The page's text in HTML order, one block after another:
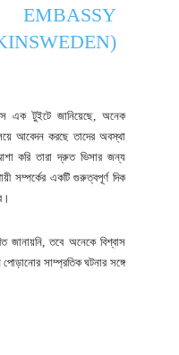
এক টুইটে জানিয়েছে, অনেক
আবেদন করছে তাদের অবস্থা
করি তারা দ্রুত ভিসার জন্য
সম্পর্কের একটি গুরুত্বপূর্ণ দিক
জানায়নি, তবে অনেকে বিশ্বাস
সাম্প্রতিক ঘটনার সঙ্গে